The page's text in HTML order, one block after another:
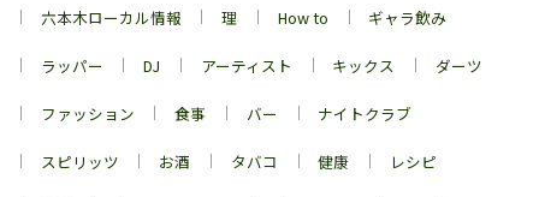
六本木ローカル情報 理 How to ギャラ飲み
ラッパー DJ アーティスト キックス ダーツ
ファッション 食事 バー ナイトクラブ
スピリッツ お酒 タバコ 健康 レシピ